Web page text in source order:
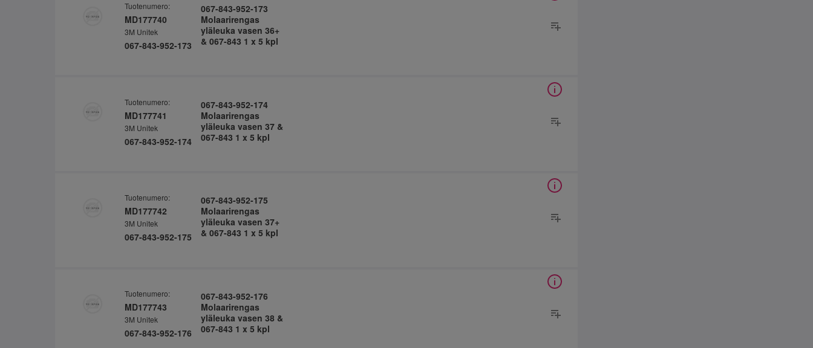
Tuotenumero:
MD177740
3M Unitek
067-843-952-173
067-843-952-173
Molaarirengas
yläleuka vasen 36+
& 067-843 1 x 5 kpl
Tuotenumero:
MD177741
3M Unitek
067-843-952-174
067-843-952-174
Molaarirengas
yläleuka vasen 37 &
067-843 1 x 5 kpl
Tuotenumero:
MD177742
3M Unitek
067-843-952-175
067-843-952-175
Molaarirengas
yläleuka vasen 37+
& 067-843 1 x 5 kpl
Tuotenumero:
MD177743
3M Unitek
067-843-952-176
067-843-952-176
Molaarirengas
yläleuka vasen 38 &
067-843 1 x 5 kpl